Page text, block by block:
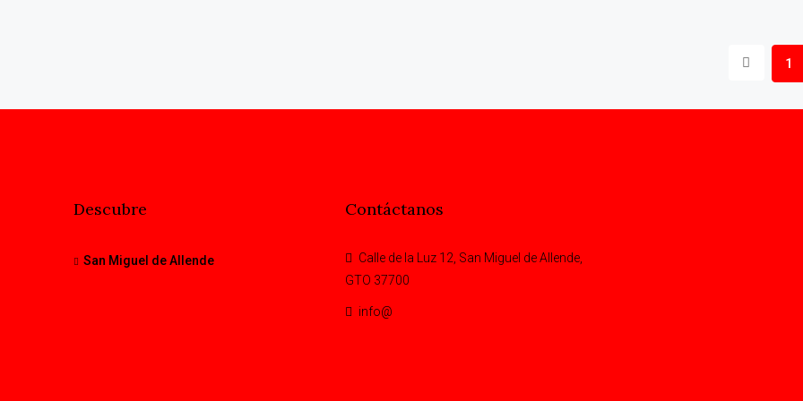
1
Descubre
San Miguel de Allende
Contáctanos
Calle de la Luz 12, San Miguel de Allende,
GTO 37700
info@